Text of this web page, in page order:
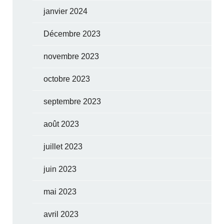
janvier 2024
Décembre 2023
novembre 2023
octobre 2023
septembre 2023
août 2023
juillet 2023
juin 2023
mai 2023
avril 2023